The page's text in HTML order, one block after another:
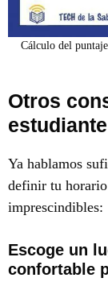
Cálculo del
Otros
Ya hablamos
definir tu horario
imprescindibles:
Escoge un
confortable